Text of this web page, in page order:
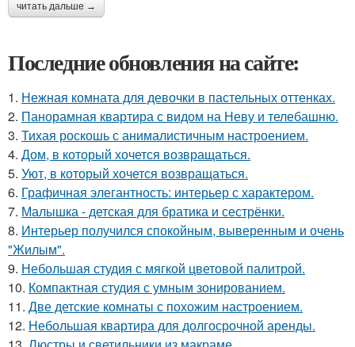
читать дальше →
Последние обновления на сайте:
1. Нежная комната для девочки в пастельных оттенках.
2. Панорамная квартира с видом на Неву и телебашню.
3. Тихая роскошь с анималистичным настроением.
4. Дом, в который хочется возвращаться.
5. Уют, в который хочется возвращаться.
6. Графичная элегантность: интерьер с характером.
7. Малышка - детская для братика и сестрёнки.
8. Интерьер получился спокойным, выверенным и очень
"Жилым".
9. Небольшая студия с мягкой цветовой палитрой.
10. Компактная студия с умным зонированием.
11. Две детские комнаты с похожим настроением.
12. Небольшая квартира для долгосрочной аренды.